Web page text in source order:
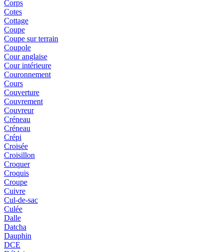
Corps
Cotes
Cottage
Coupe
Coupe sur terrain
Coupole
Cour anglaise
Cour intérieure
Couronnement
Cours
Couverture
Couvrement
Couvreur
Créneau
Créneau
Crépi
Croisée
Croisillon
Croquer
Croquis
Croupe
Cuivre
Cul-de-sac
Culée
Dalle
Datcha
Dauphin
DCE